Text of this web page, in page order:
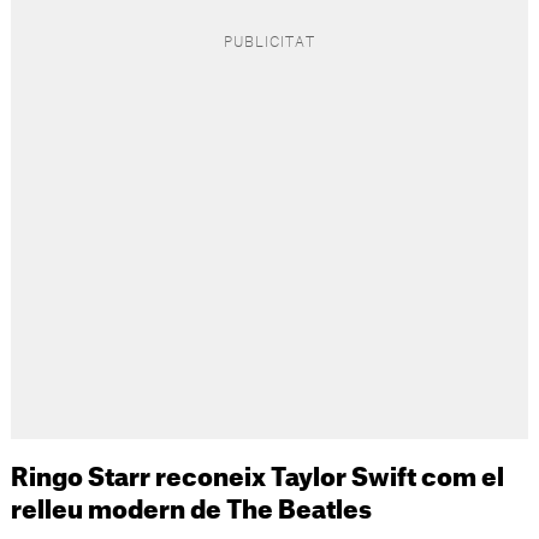
Ringo Starr reconeix Taylor Swift com el
relleu modern de The Beatles